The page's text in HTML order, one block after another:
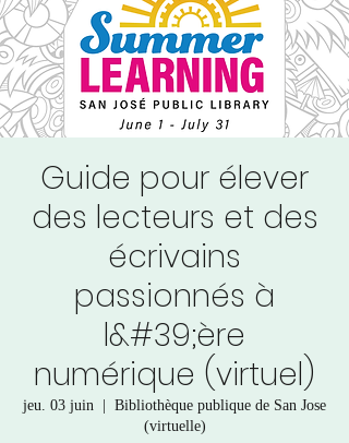
Guide pour élever
des lecteurs et des
écrivains
passionnés à
l&#39;ère
numérique (virtuel)
jeu. 03 juin
Bibliothèque publique de San Jose
(virtuelle)